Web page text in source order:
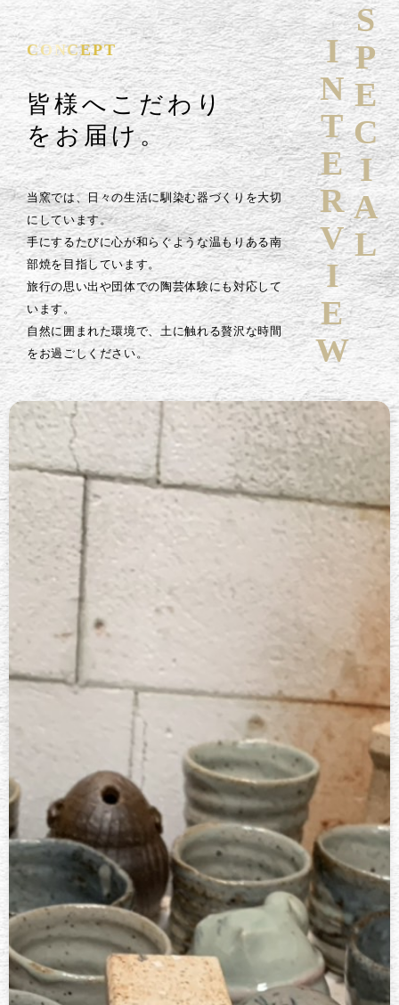
CONCEPT
皆様へこだわり
をお届け。
当窯では、日々の生活に馴染む器づくりを大切
にしています。
手にするたびに心が和らぐような温もりある南
部焼を目指しています。
旅行の思い出や団体での陶芸体験にも対応して
います。
自然に囲まれた環境で、土に触れる贅沢な時間
をお過ごしください。
SPECIAL
INTERVIEW